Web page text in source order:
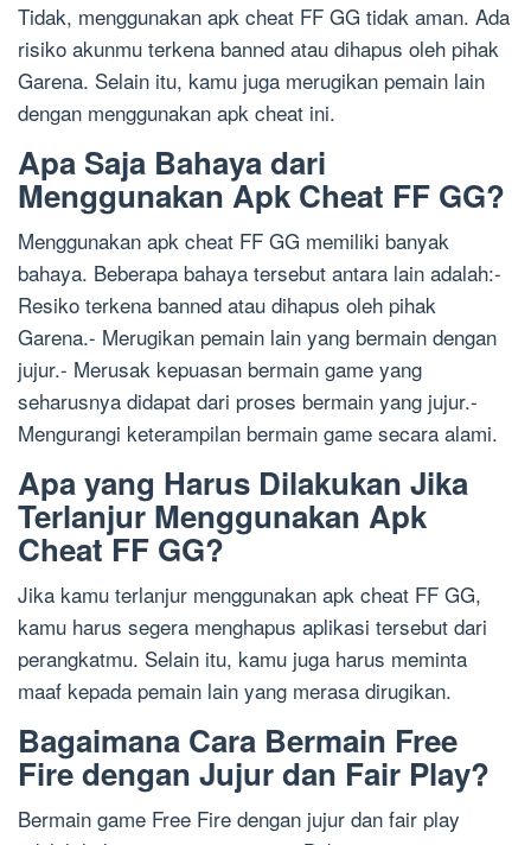
Tidak, menggunakan apk cheat FF GG tidak aman. Ada
risiko akunmu terkena banned atau dihapus oleh pihak
Garena. Selain itu, kamu juga merugikan pemain lain
dengan menggunakan apk cheat ini.
Apa Saja Bahaya dari
Menggunakan Apk Cheat FF GG?
Menggunakan apk cheat FF GG memiliki banyak
bahaya. Beberapa bahaya tersebut antara lain adalah:-
Resiko terkena banned atau dihapus oleh pihak
Garena.- Merugikan pemain lain yang bermain dengan
jujur.- Merusak kepuasan bermain game yang
seharusnya didapat dari proses bermain yang jujur.-
Mengurangi keterampilan bermain game secara alami.
Apa yang Harus Dilakukan Jika
Terlanjur Menggunakan Apk
Cheat FF GG?
Jika kamu terlanjur menggunakan apk cheat FF GG,
kamu harus segera menghapus aplikasi tersebut dari
perangkatmu. Selain itu, kamu juga harus meminta
maaf kepada pemain lain yang merasa dirugikan.
Bagaimana Cara Bermain Free
Fire dengan Jujur dan Fair Play?
Bermain game Free Fire dengan jujur dan fair play